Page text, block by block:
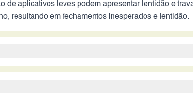
de aplicativos leves podem apresentar lentidão e
resultando em fechamentos inesperados e lentidão.
precisa da qualidade da imagem. É provável